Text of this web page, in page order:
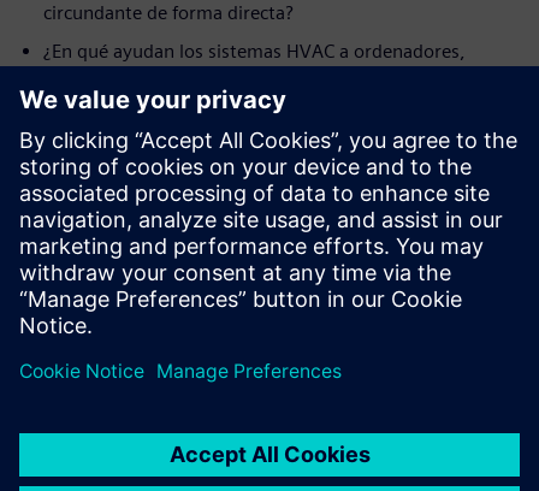
circundante de forma directa?
¿En qué ayudan los sistemas HVAC a ordenadores,
¿Qué otras ideas sostenibles existen además de la
optimización de los sistemas HVAC?
¿Cómo forma parte de la solución la simulación?
Encuentra las respuestas a estas y otras preguntas en el
white paper.
Compartir